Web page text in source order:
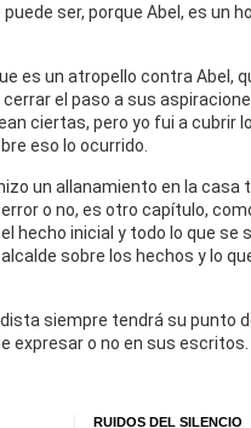
ser, porque Abel, es un
es un atropello contra Abel,
el paso a sus
ciertas, pero yo fui a cubrir
eso lo ocurrido.
un allanamiento en la casa
o no, es otro capítulo,
hecho inicial y todo lo que se
sobre los hechos y lo
siempre tendrá su punto
expresar o no en sus escritos.
RUIDOS DEL SILENCIO